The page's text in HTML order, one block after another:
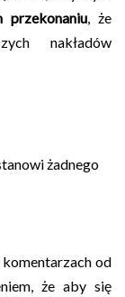
przekonaniu, że
nakładów
żadnego
od
że aby się